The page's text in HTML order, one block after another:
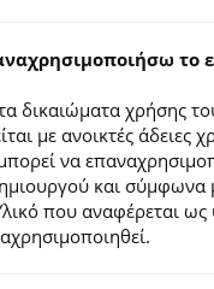
το
δικαιώματα χρήσης
με ανοικτές άδειες
να
και σύμφωνα
που αναφέρεται ως